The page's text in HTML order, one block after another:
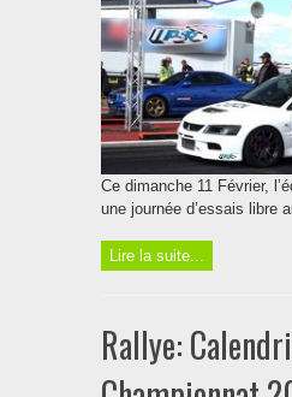
Ce dimanche 11 Février,
une journée d’essais libre
Lire la suite...
Rallye: